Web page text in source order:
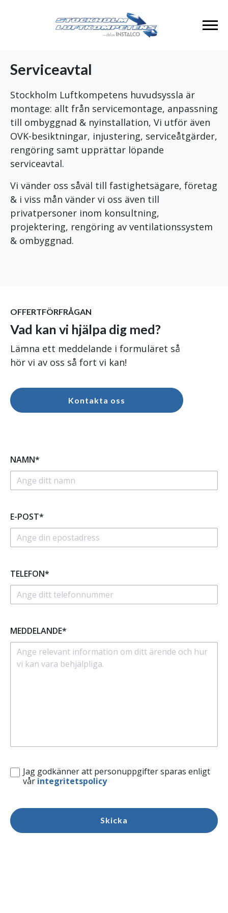
Serviceavtal
Stockholm Luftkompetens huvudsyssla är
montage: allt från servicemontage, anpassning
till ombyggnad & nyinstallation, Vi utför även
OVK-besiktningar, injustering, serviceåtgärder,
rengöring samt upprättar löpande
serviceavtal.
Vi vänder oss såväl till fastighetsägare, företag
& i viss mån vänder vi oss även till
privatpersoner inom konsultning,
projektering, rengöring av ventilationssystem
& ombyggnad.
OFFERTFÖRFRÅGAN
Vad kan vi hjälpa dig med?
Lämna ett meddelande i formuläret så
hör vi av oss så fort vi kan!
Kontakta oss
NAMN*
E-POST*
TELEFON*
MEDDELANDE*
Jag godkänner att personuppgifter sparas enligt
vår integritetspolicy
Skicka